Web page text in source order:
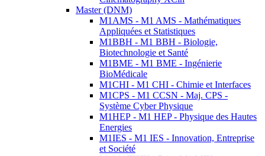
Master (DNM)
M1AMS - M1 AMS - Mathématiques
Appliquées et Statistiques
M1BBH - M1 BBH - Biologie,
Biotechnologie et Santé
M1BME - M1 BME - Ingénierie
BioMédicale
M1CHI - M1 CHI - Chimie et Interfaces
M1CPS - M1 CCSN - Maj. CPS -
Système Cyber Physique
M1HEP - M1 HEP - Physique des Hautes
Energies
M1IES - M1 IES - Innovation, Entreprise
et Société